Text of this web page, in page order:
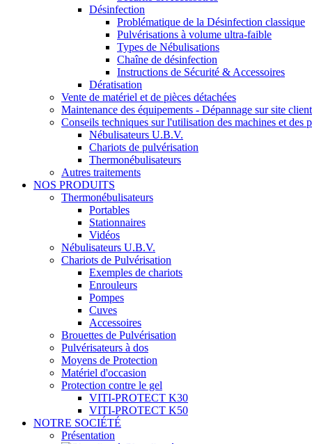
Désinfection
Problématique de la Désinfection classique
Pulvérisations à volume ultra-faible
Types de Nébulisations
Chaîne de désinfection
Instructions de Sécurité & Accessoires
Dératisation
Vente de matériel et de pièces détachées
Maintenance des équipements - Dépannage sur site client
Conseils techniques sur l'utilisation des machines et des
Nébulisateurs U.B.V.
Chariots de pulvérisation
Thermonébulisateurs
Autres traitements
NOS PRODUITS
Thermonébulisateurs
Portables
Stationnaires
Vidéos
Nébulisateurs U.B.V.
Chariots de Pulvérisation
Exemples de chariots
Enrouleurs
Pompes
Cuves
Accessoires
Brouettes de Pulvérisation
Pulvérisateurs à dos
Moyens de Protection
Matériel d'occasion
Protection contre le gel
VITI-PROTECT K30
VITI-PROTECT K50
NOTRE SOCIÉTÉ
Présentation